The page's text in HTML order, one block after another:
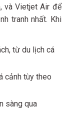
và Vietjet Air để
tranh nhất. Khi
từ du lịch cá
cảnh tùy theo
sàng qua